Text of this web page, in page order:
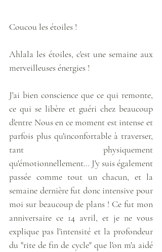
Coucou les étoiles !
Ahlala les étoiles, c'est une semaine aux
merveilleuses énergies !
J'ai bien conscience que ce qui remonte,
ce qui se libère et guéri chez beaucoup
d'entre Nous en ce moment est intense et
parfois plus qu'inconfortable à traverser,
tant physiquement
qu'émotionnellement… J'y suis également
passée comme tout un chacun, et la
semaine dernière fut donc intensive pour
moi sur beaucoup de plans ! Ce fut mon
anniversaire ce 14 avril, et je ne vous
explique pas l'intensité et la profondeur
du "rite de fin de cycle" que l'on m'a aidé